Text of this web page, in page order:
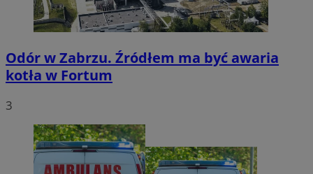
Odór w Zabrzu. Źródłem ma być awaria
kotła w Fortum
3